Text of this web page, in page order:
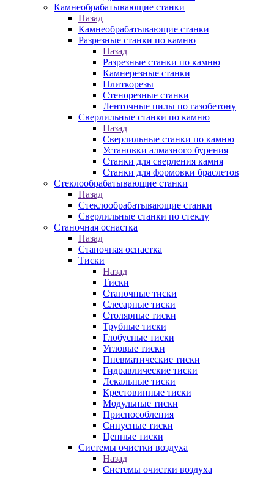
Камнеобрабатывающие станки
Назад
Камнеобрабатывающие станки
Разрезные станки по камню
Назад
Разрезные станки по камню
Камнерезные станки
Плиткорезы
Стенорезные станки
Ленточные пилы по газобетону
Сверлильные станки по камню
Назад
Сверлильные станки по камню
Установки алмазного бурения
Станки для сверления камня
Станки для формовки браслетов
Стеклообрабатывающие станки
Назад
Стеклообрабатывающие станки
Сверлильные станки по стеклу
Станочная оснастка
Назад
Станочная оснастка
Тиски
Назад
Тиски
Станочные тиски
Слесарные тиски
Столярные тиски
Трубные тиски
Глобусные тиски
Угловые тиски
Пневматические тиски
Гидравлические тиски
Лекальные тиски
Крестовинные тиски
Модульные тиски
Приспособления
Синусные тиски
Цепные тиски
Системы очистки воздуха
Назад
Системы очистки воздуха